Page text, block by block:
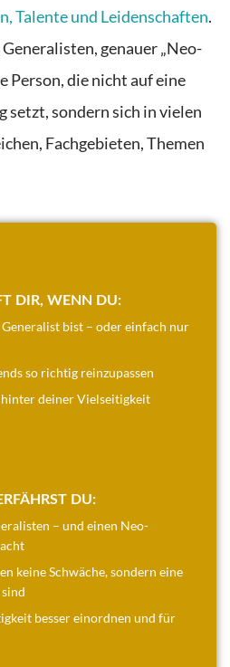
Talente und Leidenschaften.
genauer „Neo-
Person, die nicht auf eine
setzt, sondern sich in vielen
Fachgebieten, Themen
DIR, WENN DU:
bist – oder einfach nur
so richtig reinzupassen
deiner Vielseitigkeit
DU:
– und einen Neo-
keine Schwäche, sondern eine
besser einordnen und für